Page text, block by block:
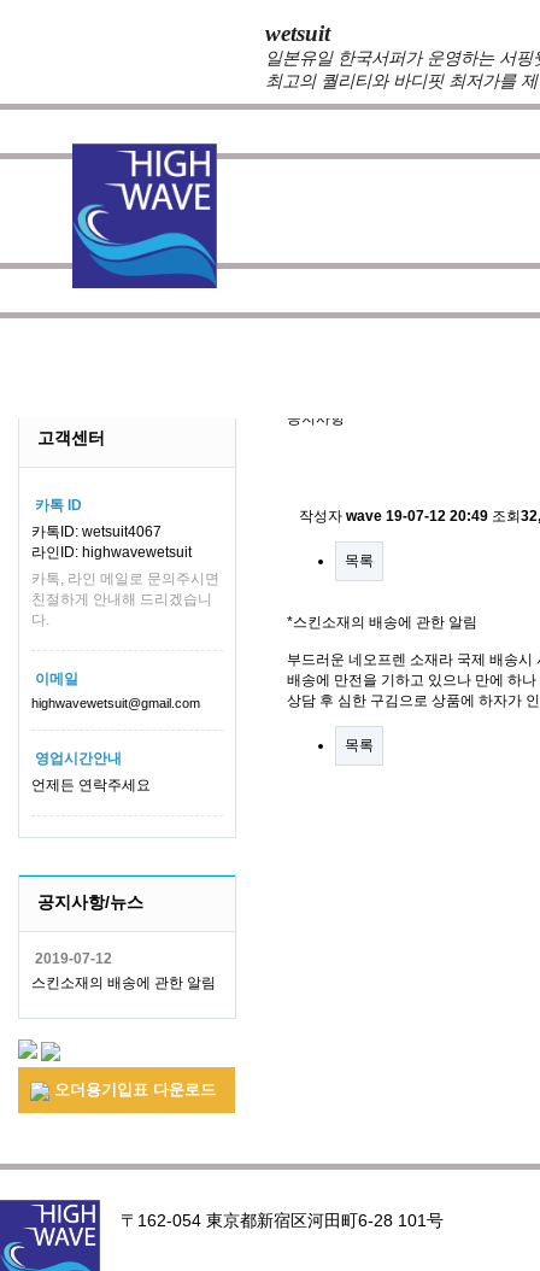
wetsuit
일본유일 한국서퍼가 운영하는 서
최고의 퀄리티와 바디핏 최저가를
zeppelin wetsuits
를 두고 있습니다.100%커스텀 제작
않도록 끊임 없이 노력하는 서핑전용 웻슈트 브랜드입니
고객센터
카톡 ID
카톡ID: wetsuit4067
라인ID: highwavewetsuit
카톡, 라인 메일로 문의주시면
친절하게 안내해 드리겠습니
다.
이메일
highwavewetsuit@gmail.com
영업시간안내
언제든 연락주세요
공지사항/뉴스
2019-07-12
스킨소재의 배송에 관한 알림
오더용기입표 다운로드
공지사항
작성자 wave 19-07-12 20:49 조회
목록
*스킨소재의 배송에 관한 알림
부드러운 네오프렌 소재라 국제 배송
배송에 만전을 기하고 있으나 만에 하
상담 후 심한 구김으로 상품에 하자가
목록
〒162-054 東京都新宿区河田町6-28 101号